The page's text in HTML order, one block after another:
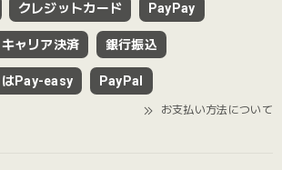
クレジットカード PayPay
キャリア決済 銀行振込
はPay-easy PayPal
お支払い方法について